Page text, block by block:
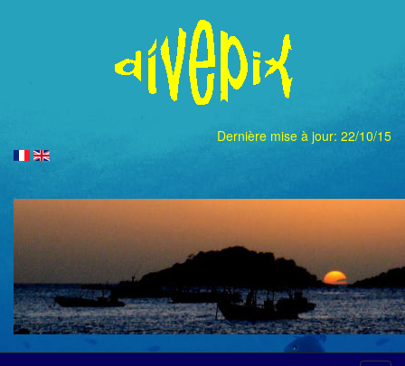
Dernière mise à jour: 22/10/15